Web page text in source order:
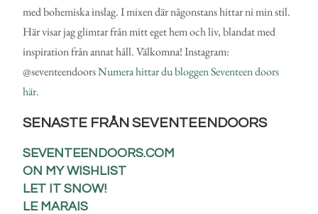
med bohemiska inslag. I mixen där någonstans hittar ni min stil.
Här visar jag glimtar från mitt eget hem och liv, blandat med
inspiration från annat håll. Välkomna! Instagram:
@seventeendoorsNumera hittar du bloggen Seventeen doors
här.
SENASTE FRÅN SEVENTEENDOORS
SEVENTEENDOORS.COM
ON MY WISHLIST
LET IT SNOW!
LE MARAIS